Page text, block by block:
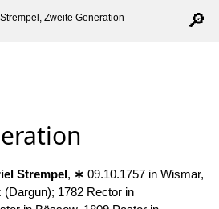
Strempel, Zweite Generation 🔎
Strempel, ∗ 09.10.1757 in Wismar,
1782 Rector in